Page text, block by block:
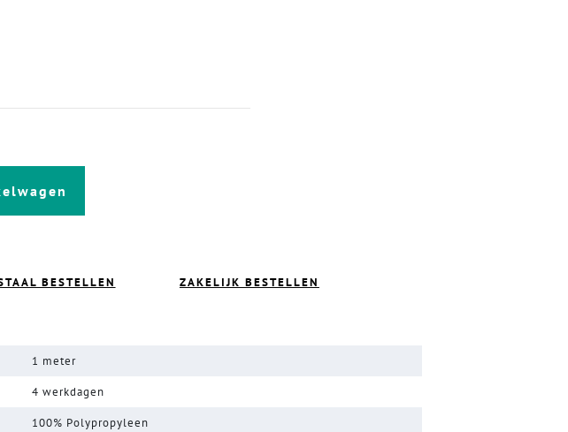
BESTELLEN ZAKELIJK BESTELLEN
1 meter
4 werkdagen
100% Polypropyleen